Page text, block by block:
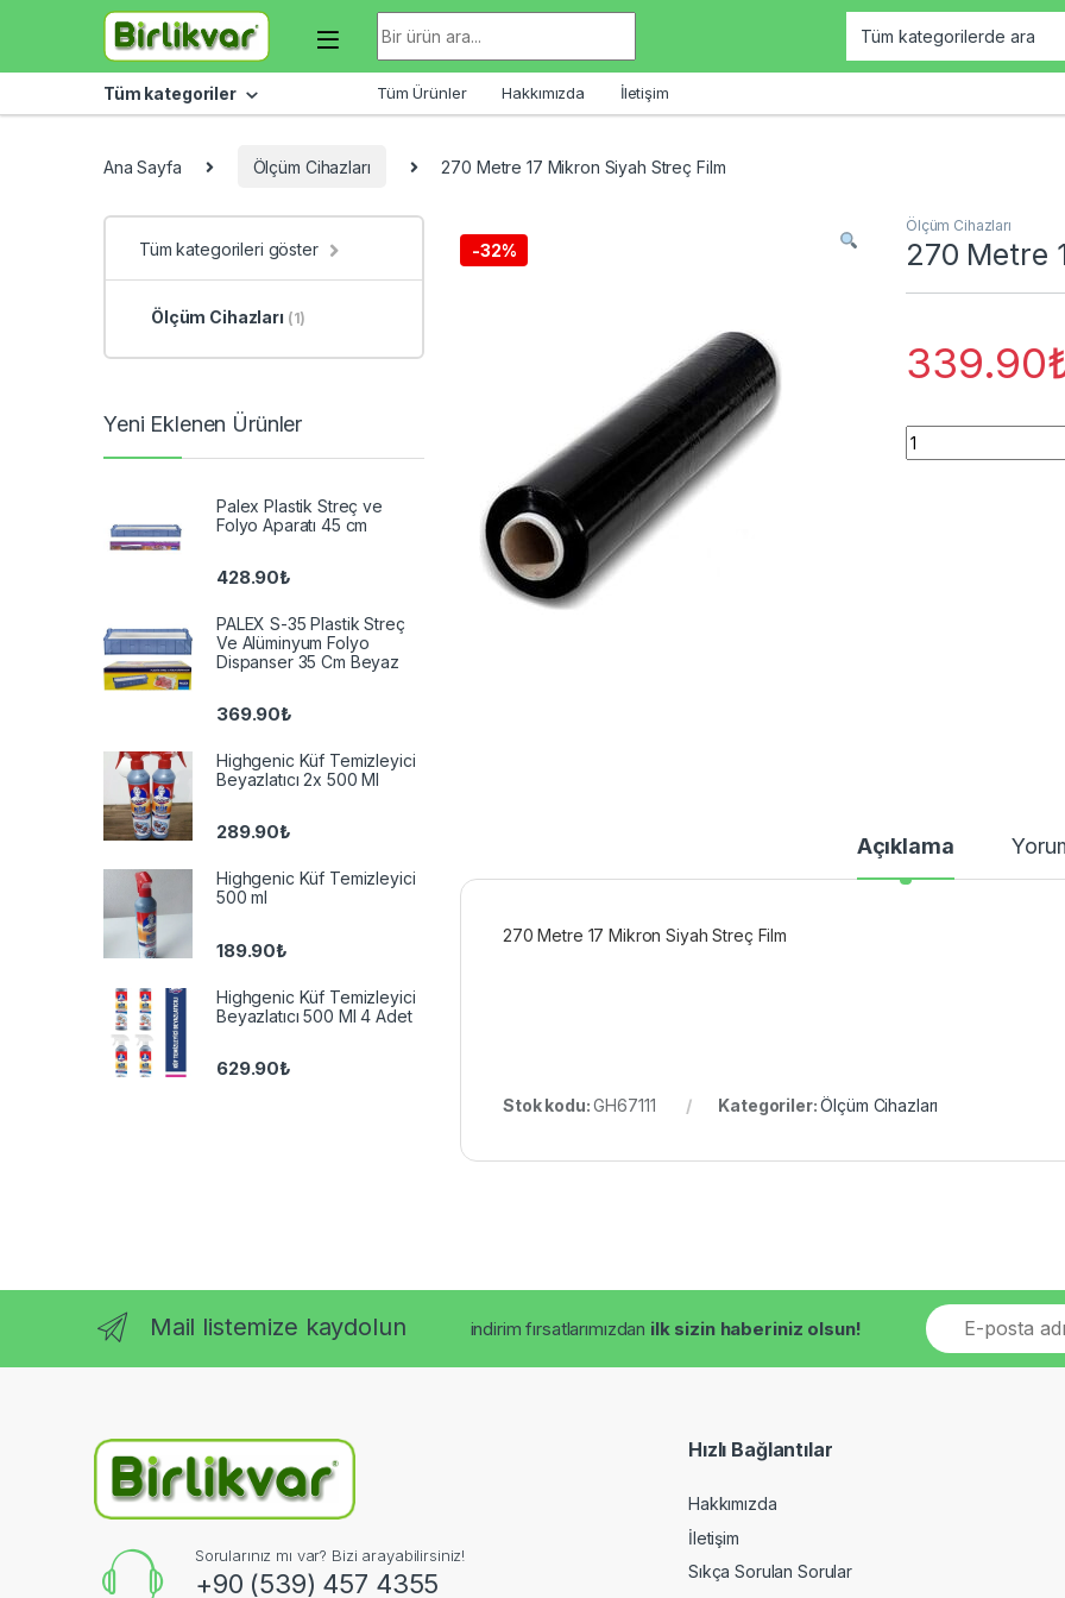
Skip to navigation
Skip to content
Tüm kategoriler Tüm Ürünler Hakkımızda İletişim
Ana Sayfa Ölçüm Cihazları 270 Metre 17 Mikron Siyah Streç Film
-32%
Ölçüm Cihazları
270 Metre
339.90
270 Metre 17
Açıklama
270 Metre 17 Mikron Siyah Streç Film
Stok kodu:GH67111 Kategoriler:Ölçüm Cihazları
Tüm kategorileri göster
Ölçüm Cihazları (1)
Yeni Eklenen Ürünler
Palex Plastik Streç ve
Folyo Aparatı 45 cm
428.90₺
PALEX S-35 Plastik Streç
Ve Alüminyum Folyo
Dispanser 35 Cm Beyaz
369.90₺
Highgenic Küf Temizleyici
Beyazlatıcı 2x 500 Ml
289.90₺
Highgenic Küf Temizleyici
500 ml
189.90₺
Highgenic Küf Temizleyici
Beyazlatıcı 500 Ml 4 Adet
629.90₺
Mail listemize kaydolun indirim fırsatlarımızdan ilk sizin haberiniz olsun!
E
m
a
Sorularınız mı var? Bizi arayabilirsiniz!
+90 (539) 457 4355
Hızlı Bağlantılar
Hakkımızda
İletişim
Sıkça Sorulan Sorular